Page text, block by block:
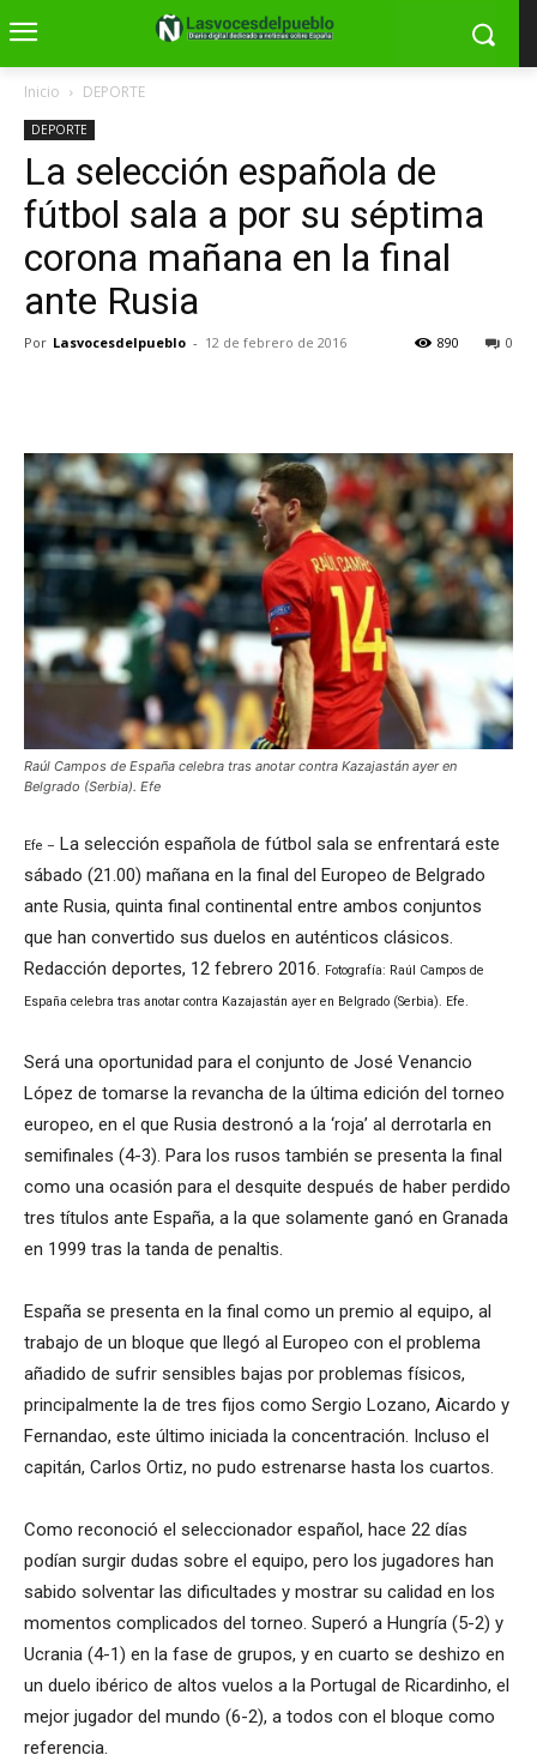
Inicio DEPORTE
DEPORTE
La selección española de
fútbol sala a por su séptima
corona mañana en la final
ante Rusia
Por Lasvocesdelpueblo - 12 de febrero de 2016 0
890
Raúl Campos de España celebra tras anotar contra Kazajastán ayer en
Belgrado (Serbia). Efe
Efe – La selección española de fútbol sala se enfrentará este
sábado (21.00) mañana en la final del Europeo de Belgrado
ante Rusia, quinta final continental entre ambos conjuntos
que han convertido sus duelos en auténticos clásicos.
Redacción deportes, 12 febrero 2016. Fotografía: Raúl Campos de
España celebra tras anotar contra Kazajastán ayer en Belgrado (Serbia). Efe.
Será una oportunidad para el conjunto de José Venancio
López de tomarse la revancha de la última edición del torneo
europeo, en el que Rusia destronó a la ‘roja’ al derrotarla en
semifinales (4-3). Para los rusos también se presenta la final
como una ocasión para el desquite después de haber perdido
tres títulos ante España, a la que solamente ganó en Granada
en 1999 tras la tanda de penaltis.
España se presenta en la final como un premio al equipo, al
trabajo de un bloque que llegó al Europeo con el problema
añadido de sufrir sensibles bajas por problemas físicos,
principalmente la de tres fijos como Sergio Lozano, Aicardo y
Fernandao, este último iniciada la concentración. Incluso el
capitán, Carlos Ortiz, no pudo estrenarse hasta los cuartos.
Como reconoció el seleccionador español, hace 22 días
podían surgir dudas sobre el equipo, pero los jugadores han
sabido solventar las dificultades y mostrar su calidad en los
momentos complicados del torneo. Superó a Hungría (5-2) y
Ucrania (4-1) en la fase de grupos, y en cuarto se deshizo en
un duelo ibérico de altos vuelos a la Portugal de Ricardinho, el
mejor jugador del mundo (6-2), a todos con el bloque como
referencia.